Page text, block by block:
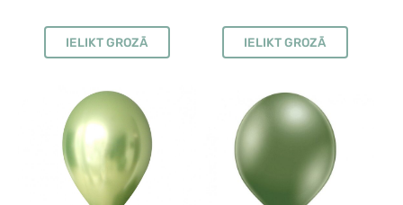
IELIKT GROZĀ IELIKT GROZĀ